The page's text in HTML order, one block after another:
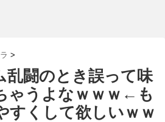
>
乱闘のとき誤って味
ゃうよなｗｗｗ←も
すくして欲しいｗｗ